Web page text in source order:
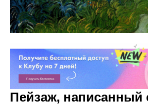
Пейзаж, написанный